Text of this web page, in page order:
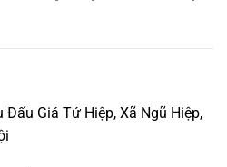
Giá Tứ Hiệp, Xã Ngũ Hiệp,